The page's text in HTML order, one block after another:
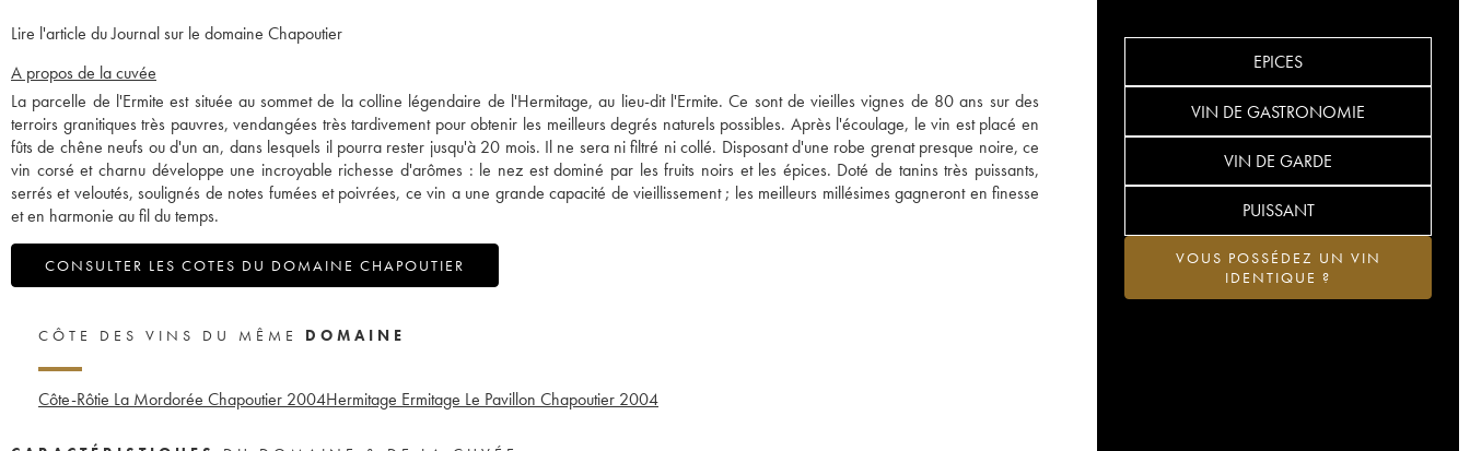
Lire l'article du Journal sur le domaine Chapoutier
A propos de la cuvée
La parcelle de l'Ermite est située au sommet de la colline légendaire de l'Hermitage, au lieu-dit l'Ermite. Ce sont de vieilles vignes de 80 ans sur des
terroirs granitiques très pauvres, vendangées très tardivement pour obtenir les meilleurs degrés naturels possibles. Après l'écoulage, le vin est placé en
fûts de chêne neufs ou d'un an, dans lesquels il pourra rester jusqu'à 20 mois. Il ne sera ni filtré ni collé. Disposant d'une robe grenat presque noire, ce
vin corsé et charnu développe une incroyable richesse d'arômes : le nez est dominé par les fruits noirs et les épices. Doté de tanins très puissants,
serrés et veloutés, soulignés de notes fumées et poivrées, ce vin a une grande capacité de vieillissement ; les meilleurs millésimes gagneront en finesse
et en harmonie au fil du temps.
CONSULTER LES COTES DU DOMAINE CHAPOUTIER
EPICES
VIN DE GASTRONOMIE
VIN DE GARDE
PUISSANT
VOUS POSSÉDEZ UN VIN
IDENTIQUE ?
CÔTE DES VINS DU MÊME DOMAINE
Côte-Rôtie La Mordorée Chapoutier 2004Hermitage Ermitage Le Pavillon Chapoutier 2004